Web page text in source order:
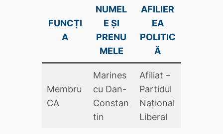
FUNCȚI
A
NUMEL
E ȘI
PRENU
MELE
AFILIER
EA
POLITIC
Ă
Membru
CA
Marines
cu Dan-
Constan
tin
Afiliat –
Partidul
Național
Liberal